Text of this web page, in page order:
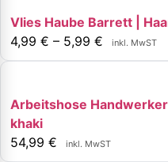
Vlies Haube Barrett |
4,99 € – 5,99 € inkl. MwST
Arbeitshose
khaki
54,99 € inkl. MwST